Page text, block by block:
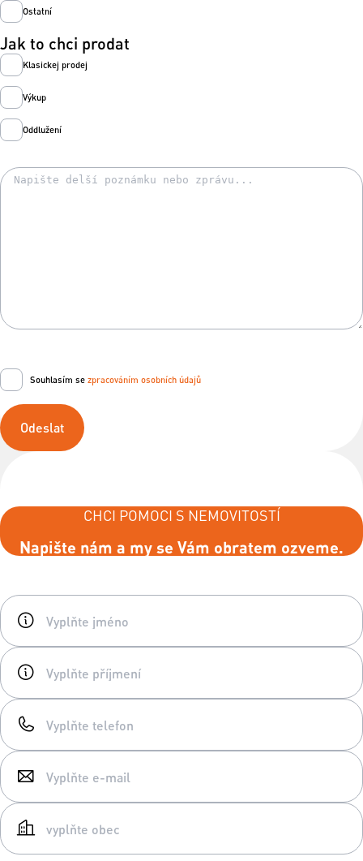
Ostatní
Jak to chci prodat
Klasickej prodej
Výkup
Oddlužení
Souhlasím se zpracováním osobních údajů
Odeslat
CHCI POMOCI S NEMOVITOSTÍ
Napište nám a my se Vám obratem ozveme.